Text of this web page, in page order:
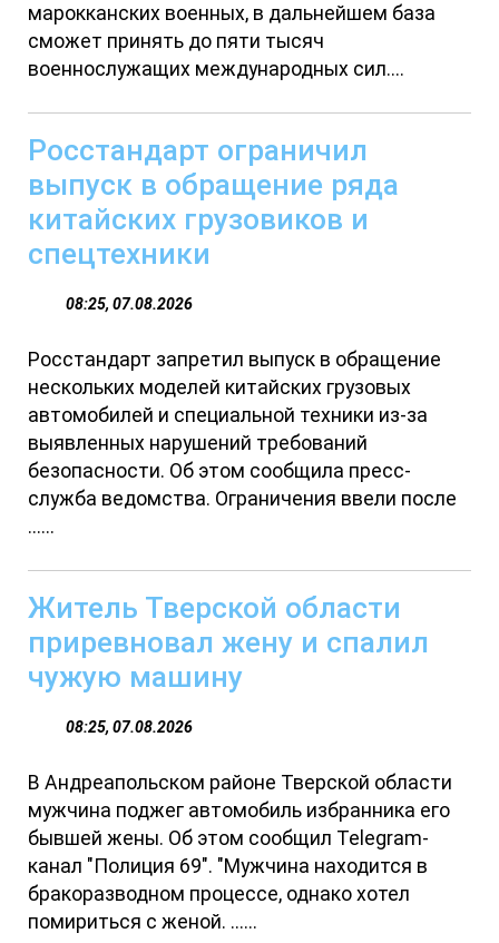
марокканских военных, в дальнейшем база
сможет принять до пяти тысяч
военнослужащих международных сил....
Росстандарт ограничил
выпуск в обращение ряда
китайских грузовиков и
спецтехники
08:25, 07.08.2026
Росстандарт запретил выпуск в обращение
нескольких моделей китайских грузовых
автомобилей и специальной техники из-за
выявленных нарушений требований
безопасности. Об этом сообщила пресс-
служба ведомства. Ограничения ввели после
......
Житель Тверской области
приревновал жену и спалил
чужую машину
08:25, 07.08.2026
В Андреапольском районе Тверской области
мужчина поджег автомобиль избранника его
бывшей жены. Об этом сообщил Telegram-
канал "Полиция 69". "Мужчина находится в
бракоразводном процессе, однако хотел
помириться с женой. ......